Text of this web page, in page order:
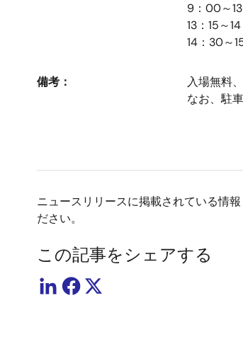
9：00～
13：15～
14：30～
備考：
入場無料
なお、駐
ニュースリリースに掲載されている情
ださい。
この記事をシェアする